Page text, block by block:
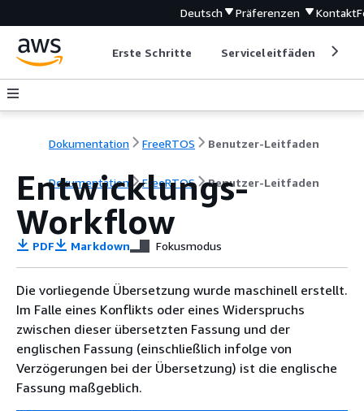
Deutsch Präferenzen Kontakt
Erste Schritte Serviceleitfäden
Dokumentation FreeRTOS Benutzer-Leitfaden
Dokumentation FreeRTOS Benutzer-Leitfaden
Entwicklungs-
Workflow
PDF Markdown Fokusmodus
Die vorliegende Übersetzung wurde maschinell erstellt.
Im Falle eines Konflikts oder eines Widerspruchs
zwischen dieser übersetzten Fassung und der
englischen Fassung (einschließlich infolge von
Verzögerungen bei der Übersetzung) ist die englische
Fassung maßgeblich.